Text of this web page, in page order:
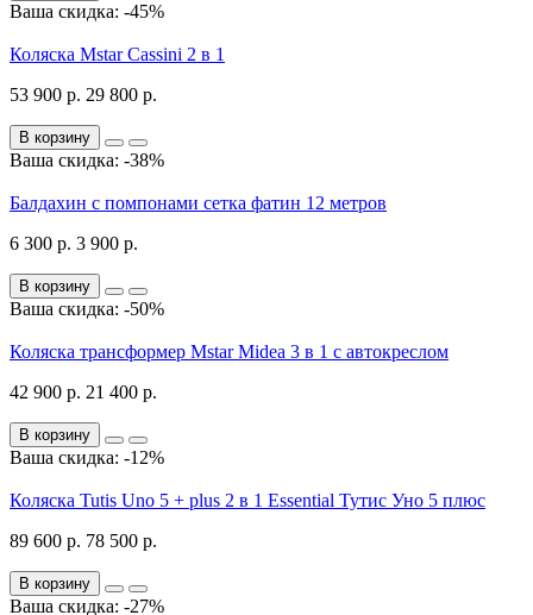
Ваша скидка: -45%
Коляска Mstar Cassini 2 в 1
53 900 р. 29 800 р.
В корзину
Ваша скидка: -38%
Балдахин с помпонами сетка фатин 12 метров
6 300 р. 3 900 р.
В корзину
Ваша скидка: -50%
Коляска трансформер Mstar Midea 3 в 1 с автокреслом
42 900 р. 21 400 р.
В корзину
Ваша скидка: -12%
Коляска Tutis Uno 5 + plus 2 в 1 Essential Тутис Уно 5 плюс
89 600 р. 78 500 р.
В корзину
Ваша скидка: -27%